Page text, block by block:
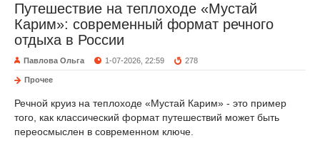
Путешествие на теплоходе «Мустай
Карим»: современный формат речного
отдыха в России
Павлова Ольга 1-07-2026, 22:59 278
Прочее
Речной круиз на теплоходе «Мустай Карим» - это пример
того, как классический формат путешествий может быть
переосмыслен в современном ключе.